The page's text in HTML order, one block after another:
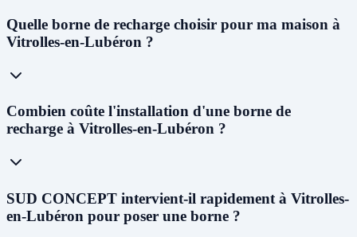
Quelle borne de recharge choisir pour ma maison à
Vitrolles-en-Lubéron ?
Pour un usage résidentiel à Vitrolles-en-Lubéron, nous
recommandons une
wallbox 7kW monophasée
foyers. Si votre abonnement est triphasé, une borne
installation électrique - notre technicien vous conseillera lors du
Combien coûte l'installation d'une borne de
recharge à Vitrolles-en-Lubéron ?
Le coût varie selon le type de borne : de800 € à 1 500 € pour une
wallbox résidentielle,
1 500 € à 3 000 €
pour une borne semi-rapide,
et3 000 € à 8 000 €pour une borne rapide professionnelle. Après le
SUD CONCEPT intervient-il rapidement à Vitrolles-
en-Lubéron pour poser une borne ?